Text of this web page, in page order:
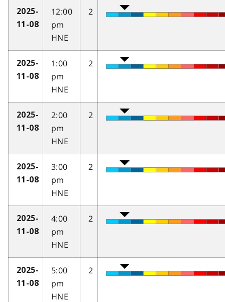
2025-
11-08
12:00
pm
HNE
2
2025-
11-08
1:00
pm
HNE
2
2025-
11-08
2:00
pm
HNE
2
2025-
11-08
3:00
pm
HNE
2
2025-
11-08
4:00
pm
HNE
2
2025-
11-08
5:00
pm
HNE
2